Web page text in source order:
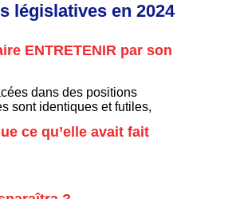
législatives en 2024
ENTRETENIR par son
dans des positions
sont identiques et futiles,
ce qu’elle avait fait